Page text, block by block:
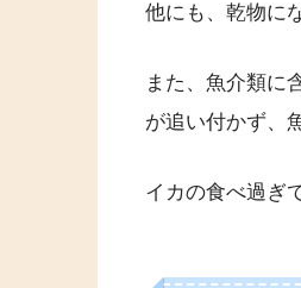
他にも、乾物に
また、魚介類に
が追い付かず、
イカの食べ過ぎ